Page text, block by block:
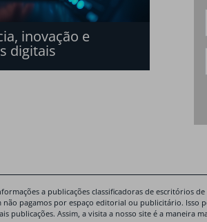
inovação e
digitais
a publicações classificadoras de escritórios
não pagamos por espaço editorial ou publicitário. Isso
publicações. Assim, a visita a nosso site é a maneira